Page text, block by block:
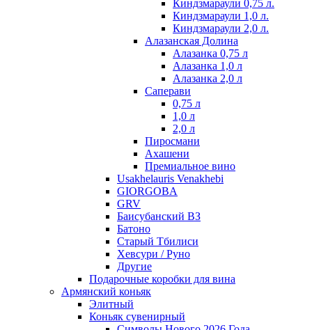
Киндзмараули 0,75 л.
Киндзмараули 1,0 л.
Киндзмараули 2,0 л.
Алазанская Долина
Алазанка 0,75 л
Алазанка 1,0 л
Алазанка 2,0 л
Саперави
0,75 л
1,0 л
2,0 л
Пиросмани
Ахашени
Премиальное вино
Usakhelauris Venakhebi
GIORGOBA
GRV
Баисубанский ВЗ
Батоно
Старый Тбилиси
Хевсури / Руно
Другие
Подарочные коробки для вина
Армянский коньяк
Элитный
Коньяк сувенирный